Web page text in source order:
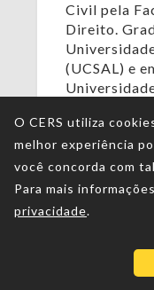
Civil pela
Direito.
(UCSAL) e
Faculdade
graduação).
Secretário
Estratégia e
Regional
O CERS utiliza
melhor experiência
você concorda com
Para mais
privacidade.